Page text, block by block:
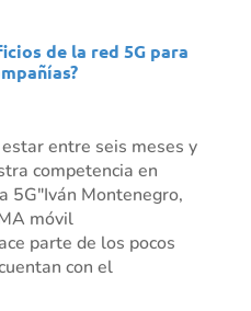
de la red 5G para
entre seis meses y
competencia en
5G"Iván Montenegro,
móvil
parte de los pocos
con el